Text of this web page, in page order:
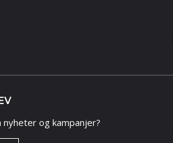
og kampanjer?